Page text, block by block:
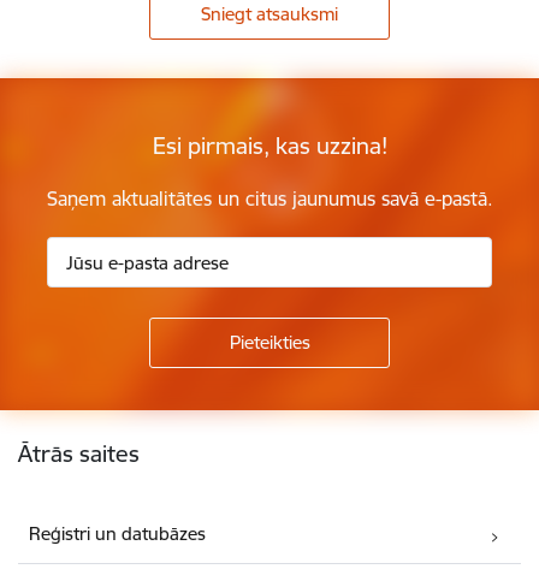
Sniegt atsauksmi
Esi pirmais, kas uzzina!
Saņem aktualitātes un citus jaunumus savā e-pastā.
Kājene
Ātrās saites
Reģistri un datubāzes